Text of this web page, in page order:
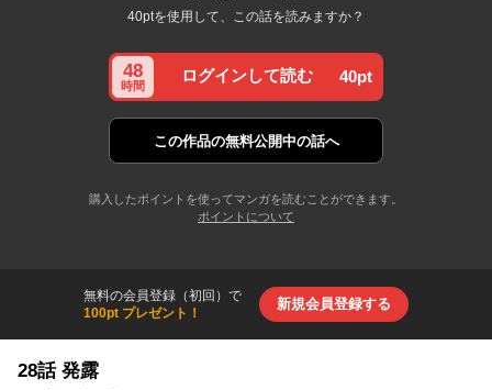
40ptを使用して、この話を読みますか？
48
時間
ログインして読む 40pt
この作品の無料公開中の話へ
購入したポイントを使ってマンガを読むことができます。
ポイントについて
無料の会員登録（初回）で
100pt プレゼント！
新規会員登録する
28話 発露